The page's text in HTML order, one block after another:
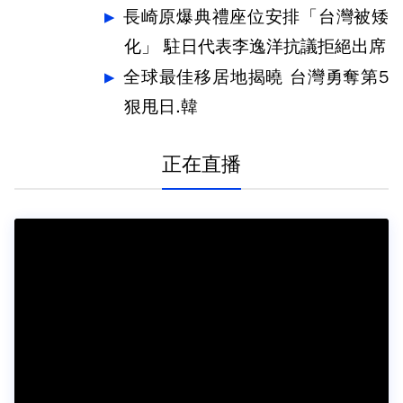
長崎原爆典禮座位安排「台灣被矮
化」 駐日代表李逸洋抗議拒絕出席
全球最佳移居地揭曉 台灣勇奪第5
狠甩日.韓
正在直播